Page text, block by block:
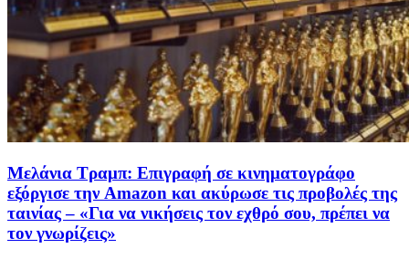
Μελάνια Τραμπ: Επιγραφή σε κινηματογράφο
εξόργισε την Amazon και ακύρωσε τις προβολές της
ταινίας – «Για να νικήσεις τον εχθρό σου, πρέπει να
τον γνωρίζεις»